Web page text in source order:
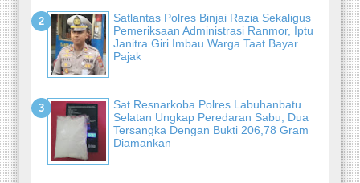
Satlantas Polres Binjai Razia Sekaligus
Pemeriksaan Administrasi Ranmor, Iptu
Janitra Giri Imbau Warga Taat Bayar
Pajak
Sat Resnarkoba Polres Labuhanbatu
Selatan Ungkap Peredaran Sabu, Dua
Tersangka Dengan Bukti 206,78 Gram
Diamankan